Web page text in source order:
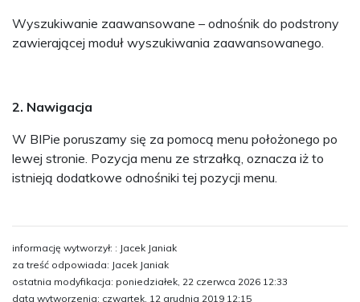
Wyszukiwanie zaawansowane – odnośnik do podstrony
zawierającej moduł wyszukiwania zaawansowanego.
2. Nawigacja
W BIPie poruszamy się za pomocą menu położonego po
lewej stronie. Pozycja menu ze strzałką, oznacza iż to
istnieją dodatkowe odnośniki tej pozycji menu.
informację wytworzył: : Jacek Janiak
za treść odpowiada: Jacek Janiak
ostatnia modyfikacja: poniedziałek, 22 czerwca 2026 12:33
data wytworzenia: czwartek, 12 grudnia 2019 12:15